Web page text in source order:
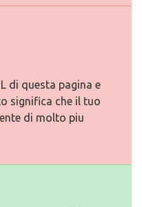
di questa pagina e
significa che il tuo
di molto piu